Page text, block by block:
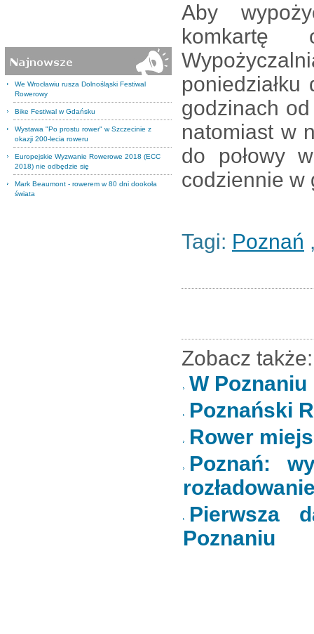
We Wrocławiu rusza Dolnośląski Festiwal
Rowerowy
Bike Festiwal w Gdańsku
Wystawa "Po prostu rower" w Szczecinie z
okazji 200-lecia roweru
Europejskie Wyzwanie Rowerowe 2018 (ECC
2018) nie odbędzie się
Mark Beaumont - rowerem w 80 dni dookoła
świata
Aby
komkartę
godzinach
natomiast w
do połowy
codziennie w
Tagi: Poznań
Zobacz także:
W
Poznański
Rower
Poznań:
Pierwsza
Poznaniu